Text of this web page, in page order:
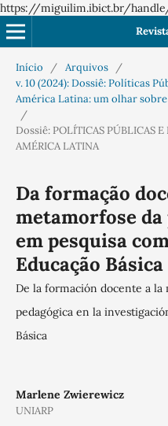
https://miguilim.ibict.br/
Início / Arquivos
/
v. 10 (2024): Dossiê: Políticas
América Latina: um olhar
/
Dossiê: POLÍTICAS PÚBLICAS
AMÉRICA LATINA
Da formação
metamorfose
em pesquisa
Educação Básica
De la formación docente a la
pedagógica en la
Básica
Marlene Zwierewicz
UNIARP